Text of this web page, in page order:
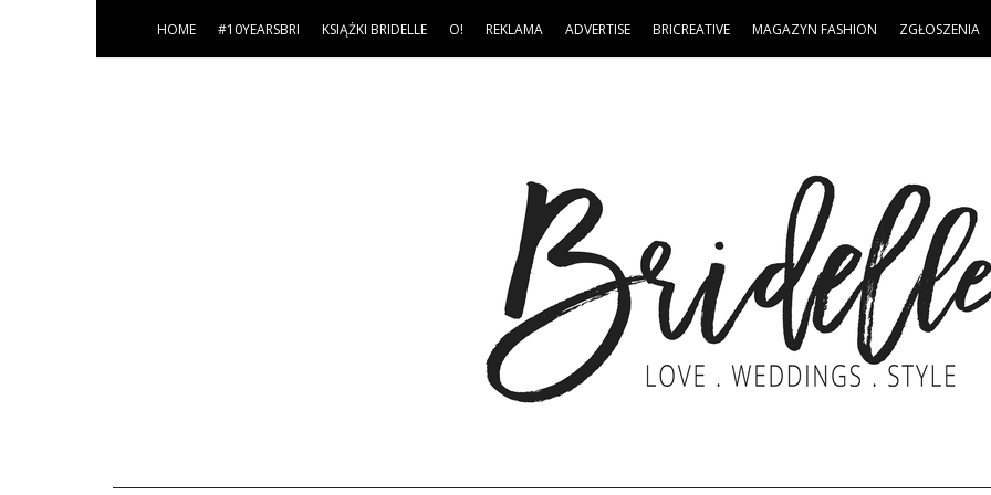
HOME #10YEARSBRI KSIĄŻKI BRIDELLE O! REKLAMA ADVERTISE BRICREATIVE MAGAZYN FASHION ZGŁOSZENIA